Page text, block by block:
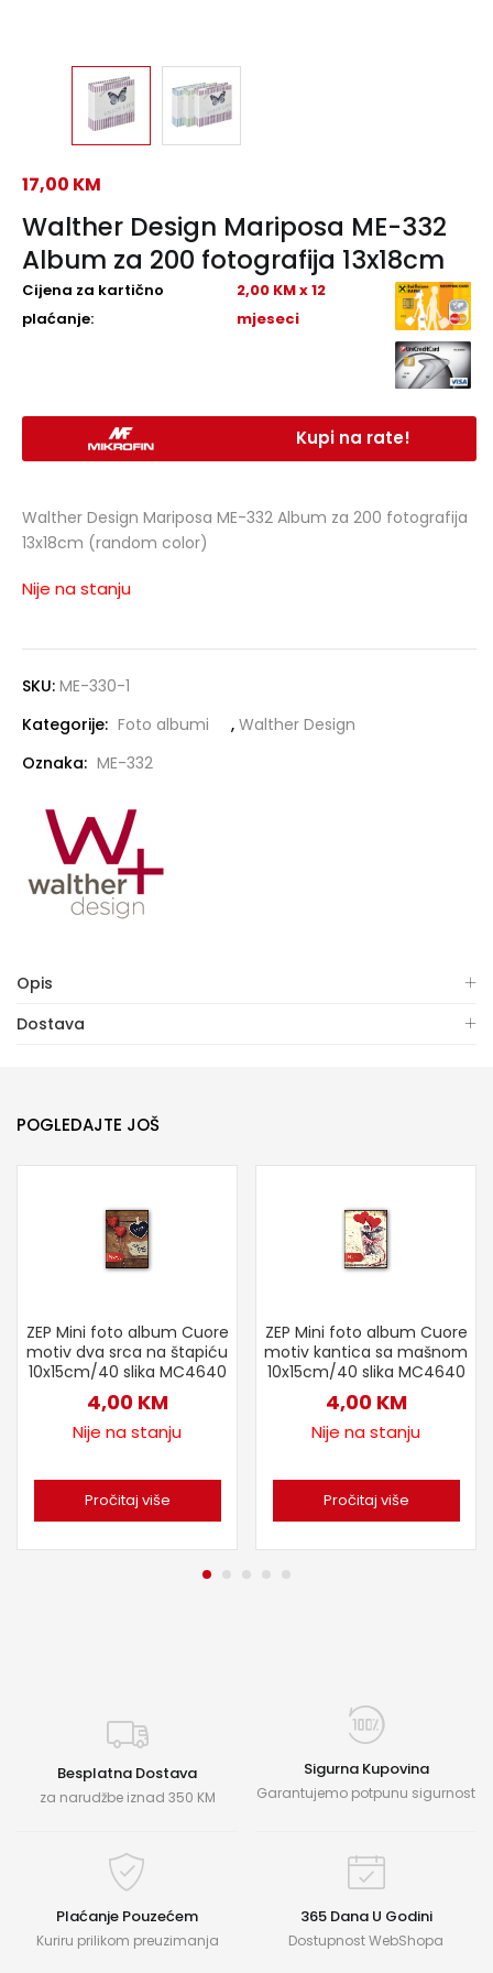
Walther Design Mariposa ME-332
Album za 200 fotografija 13x18cm
17,00 KM
Cijena za kartično
plaćanje:
2,00 KM x 12
mjeseci
Kupi na rate!
Walther Design Mariposa ME-332 Album za 200 fotografija
13x18cm (random color)
Nije na stanju
SKU: ME-330-1
Kategorije: Foto albumi , Walther Design
Oznaka: ME-332
Opis
Dostava
POGLEDAJTE JOŠ
ZEP Mini foto album Cuore
motiv dva srca na štapiću
10x15cm/40 slika MC4640
4,00 KM
Nije na stanju
Pročitaj više
ZEP Mini foto album Cuore
motiv kantica sa mašnom
10x15cm/40 slika MC4640
4,00 KM
Nije na stanju
Pročitaj više
Besplatna Dostava
za narudžbe iznad 350 KM
Sigurna Kupovina
Garantujemo potpunu sigurnost
Plaćanje Pouzećem
Kuriru prilikom preuzimanja
365 Dana U Godini
Dostupnost WebShopa